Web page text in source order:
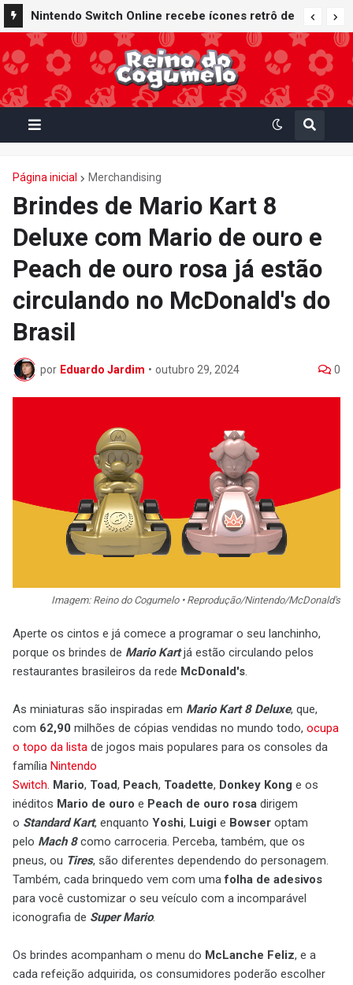
Nintendo Switch Online recebe ícones retrô de
Mario Paint (SNES) e Mario Kart: Super Circuit
(GBA)
Página inicial Merchandising
Brindes de Mario Kart 8
Deluxe com Mario de ouro e
Peach de ouro rosa já estão
circulando no McDonald's do
Brasil
por Eduardo Jardim • outubro 29, 2024 0
Imagem: Reino do Cogumelo • Reprodução/Nintendo/McDonald's
Aperte os cintos e já comece a programar o seu lanchinho,
porque os brindes de Mario Kartjá estão circulando pelos
restaurantes brasileiros da rede McDonald's.
As miniaturas são inspiradas em Mario Kart 8 Deluxe, que,
com 62,90 milhões de cópias vendidas no mundo todo, ocupa
o topo da lista de jogos mais populares para os consoles da
família Nintendo
Switch. Mario, Toad, Peach, Toadette, Donkey Kong e os
inéditos Mario de ouro e Peach de ouro rosa dirigem
o Standard Kart, enquanto Yoshi, Luigi e Bowser optam
pelo Mach 8como carroceria. Perceba, também, que os
pneus, ou Tires, são diferentes dependendo do personagem.
Também, cada brinquedo vem com umafolha de adesivos
para você customizar o seu veículo com a incomparável
iconografia de Super Mario.
Os brindes acompanham o menu do McLanche Feliz, e a
cada refeição adquirida, os consumidores poderão escolher